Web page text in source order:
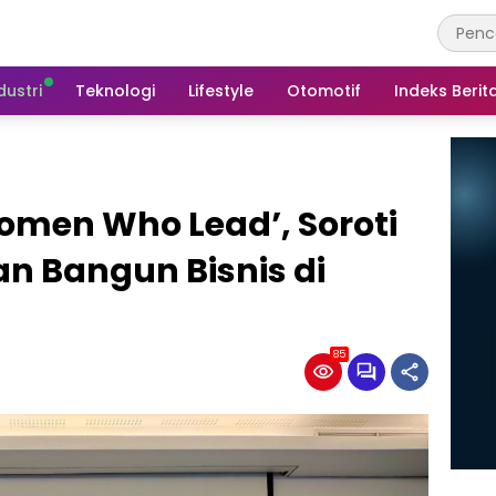
Teknologi Lifestyle Otomotif Indeks
Who Lead’, Soroti
Bangun Bisnis di
85